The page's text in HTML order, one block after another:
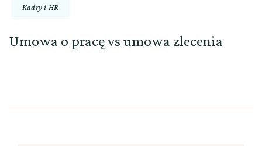
Kadry i HR
Umowa o pracę vs umowa zlecenia